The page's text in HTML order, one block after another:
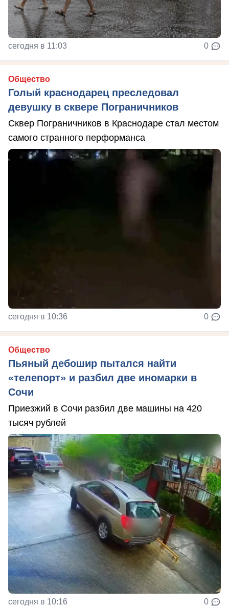
сегодня в 11:03 0
Общество
Голый краснодарец преследовал
девушку в сквере Пограничников
Сквер Пограничников в Краснодаре стал местом
самого странного перформанса
сегодня в 10:36 0
Общество
Пьяный дебошир пытался найти
«телепорт» и разбил две иномарки в
Сочи
Приезжий в Сочи разбил две машины на 420
тысяч рублей
сегодня в 10:16 0